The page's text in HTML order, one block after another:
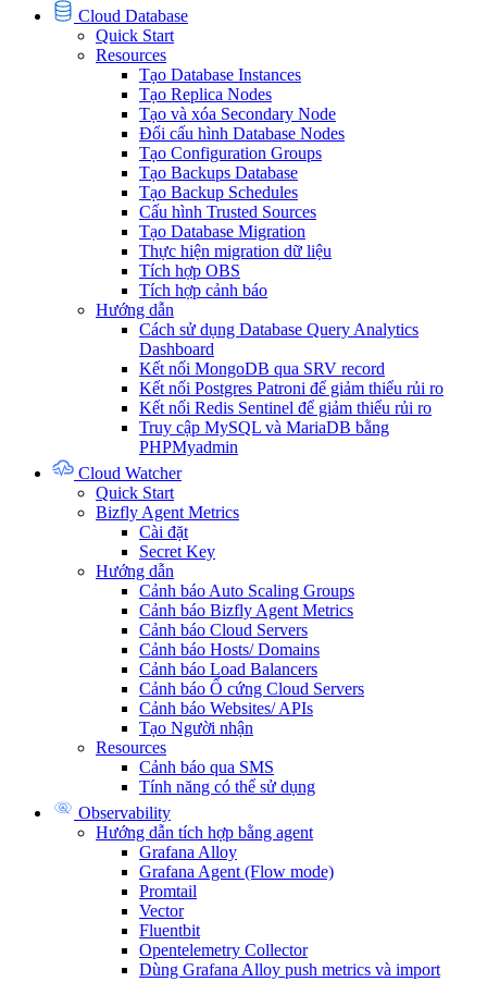
Cloud Database
Quick Start
Resources
Tạo Database Instances
Tạo Replica Nodes
Tạo và xóa Secondary Node
Đổi cấu hình Database Nodes
Tạo Configuration Groups
Tạo Backups Database
Tạo Backup Schedules
Cấu hình Trusted Sources
Tạo Database Migration
Thực hiện migration dữ liệu
Tích hợp OBS
Tích hợp cảnh báo
Hướng dẫn
Cách sử dụng Database Query Analytics
Dashboard
Kết nối MongoDB qua SRV record
Kết nối Postgres Patroni để giảm thiểu rủi ro
Kết nối Redis Sentinel để giảm thiểu rủi ro
Truy cập MySQL và MariaDB bằng
PHPMyadmin
Cloud Watcher
Quick Start
Bizfly Agent Metrics
Cài đặt
Secret Key
Hướng dẫn
Cảnh báo Auto Scaling Groups
Cảnh báo Bizfly Agent Metrics
Cảnh báo Cloud Servers
Cảnh báo Hosts/ Domains
Cảnh báo Load Balancers
Cảnh báo Ổ cứng Cloud Servers
Cảnh báo Websites/ APIs
Tạo Người nhận
Resources
Cảnh báo qua SMS
Tính năng có thể sử dụng
Observability
Hướng dẫn tích hợp bằng agent
Grafana Alloy
Grafana Agent (Flow mode)
Promtail
Vector
Fluentbit
Opentelemetry Collector
Dùng Grafana Alloy push metrics và import